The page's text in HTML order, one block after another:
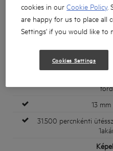
A kompakt és erős
13
31.500 percnkénti
cookies in ourCookie Policy.
are happy for us to place all
Settings' if you would like to
Cookies Settings